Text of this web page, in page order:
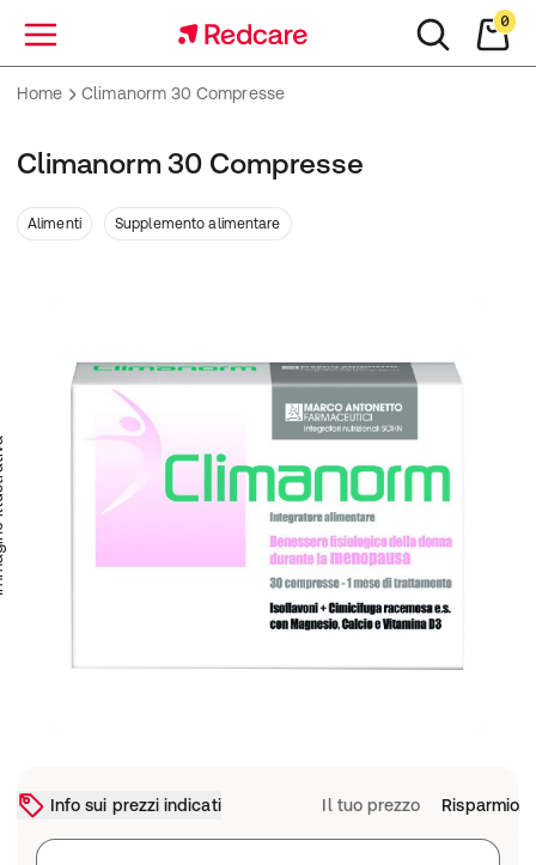
Menu
0
Home Climanorm 30 Compresse
Climanorm 30 Compresse
Alimenti Supplemento alimentare
Info sui prezzi indicati Il tuo prezzo Risparmio